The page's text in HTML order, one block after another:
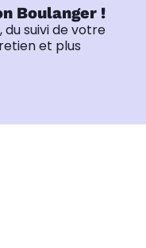
Boulanger !
suivi de votre
et plus